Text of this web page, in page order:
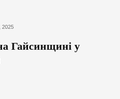
2025
Гайсинщині у